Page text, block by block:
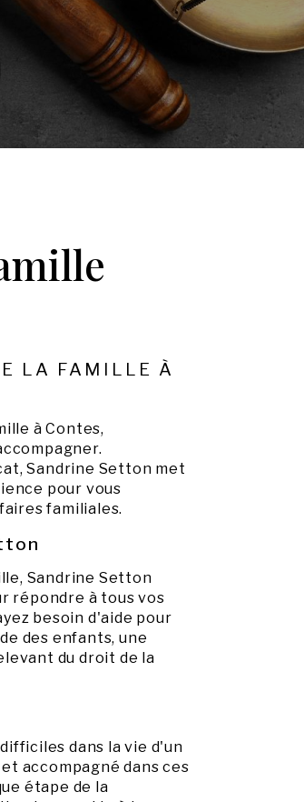
LA FAMILLE À
à Contes,
Sandrine Setton met
pour vous
familiales.
Sandrine Setton
répondre à tous vos
besoin d'aide pour
des enfants, une
du droit de la
dans la vie d'un
accompagné dans ces
étape de la